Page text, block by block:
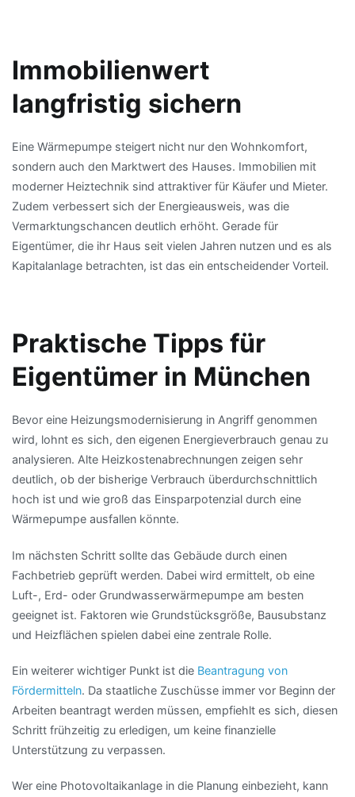
Immobilienwert
langfristig sichern
Eine Wärmepumpe steigert nicht nur den Wohnkomfort,
sondern auch den Marktwert des Hauses. Immobilien mit
moderner Heiztechnik sind attraktiver für Käufer und Mieter.
Zudem verbessert sich der Energieausweis, was die
Vermarktungschancen deutlich erhöht. Gerade für
Eigentümer, die ihr Haus seit vielen Jahren nutzen und es als
Kapitalanlage betrachten, ist das ein entscheidender Vorteil.
Praktische Tipps für
Eigentümer in München
Bevor eine Heizungsmodernisierung in Angriff genommen
wird, lohnt es sich, den eigenen Energieverbrauch genau zu
analysieren. Alte Heizkostenabrechnungen zeigen sehr
deutlich, ob der bisherige Verbrauch überdurchschnittlich
hoch ist und wie groß das Einsparpotenzial durch eine
Wärmepumpe ausfallen könnte.
Im nächsten Schritt sollte das Gebäude durch einen
Fachbetrieb geprüft werden. Dabei wird ermittelt, ob eine
Luft-, Erd- oder Grundwasserwärmepumpe am besten
geeignet ist. Faktoren wie Grundstücksgröße, Bausubstanz
und Heizflächen spielen dabei eine zentrale Rolle.
Ein weiterer wichtiger Punkt ist die Beantragung von
Fördermitteln. Da staatliche Zuschüsse immer vor Beginn der
Arbeiten beantragt werden müssen, empfiehlt es sich, diesen
Schritt frühzeitig zu erledigen, um keine finanzielle
Unterstützung zu verpassen.
Wer eine Photovoltaikanlage in die Planung einbezieht, kann